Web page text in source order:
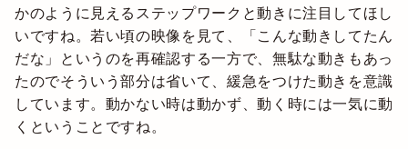
かのように見えるステップワークと動きに注目してほし
いですね。若い頃の映像を見て、「こんな動きしてたん
だな」というのを再確認する一方で、無駄な動きもあっ
たのでそういう部分は省いて、緩急をつけた動きを意識
しています。動かない時は動かず、動く時には一気に動
くということですね。